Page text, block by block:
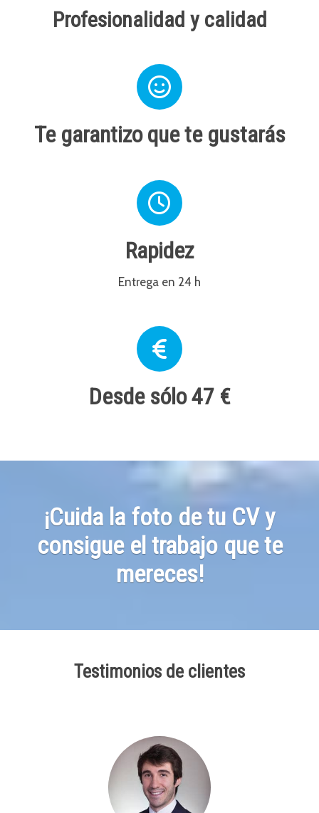
Profesionalidad y calidad
Te garantizo que te gustarás
Rapidez
Entrega en 24 h
Desde sólo 47 €
¡Cuida la foto de tu CV y
consigue el trabajo que te
mereces!
Testimonios de clientes